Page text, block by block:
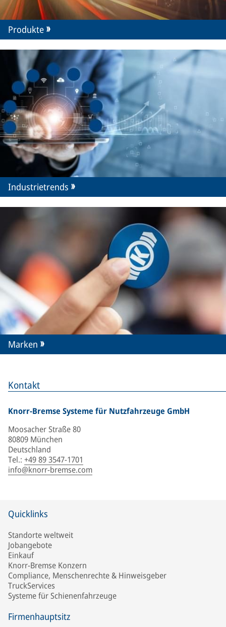
Kontakt
Knorr-Bremse Systeme für Nutzfahrzeuge GmbH
Moosacher Straße 80
80809 München
Deutschland
Tel.: +49 89 3547-1701
info@knorr-bremse.com
Produkte
Industrietrends
Marken
Quicklinks
Standorte weltweit
Jobangebote
Einkauf
Knorr-Bremse Konzern
Compliance, Menschenrechte & Hinweisgeber
TruckServices
Systeme für Schienenfahrzeuge
Firmenhauptsitz